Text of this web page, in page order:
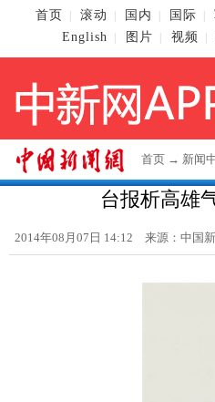
首页 滚动 国内 国际
English
图片 视频
首页 → 新闻
台报析高雄
2014年08月07日 14:12 来源： 中国